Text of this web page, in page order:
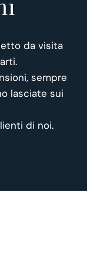
da visita
sempre
lasciate sui
di noi.